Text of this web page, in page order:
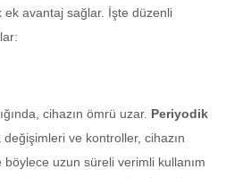
ek avantaj sağlar. İşte düzenli
cihazın ömrü uzar. Periyodik
ve kontroller, cihazın
böylece uzun süreli verimli kullanım